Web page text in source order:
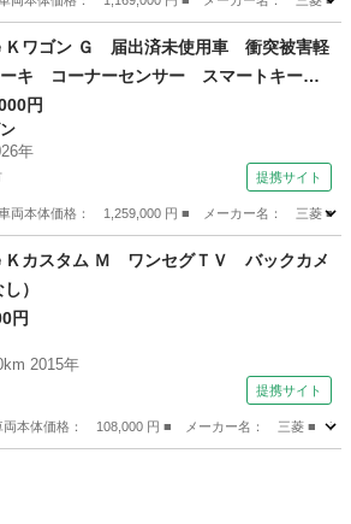
ンＫワゴン Ｇ 届出済未使用車 衝突被害軽
ーキ コーナーセンサー スマートキー
ングストップ バックカメラ 電動格納
ラー ベンチシート シートヒーター オ
アコン パワーウインドウ （検11.6）
円
年
提携サイト
両本体価格： 1,259,000 円 ■ メーカー名： 三菱
ゴン
Ｋカスタム Ｍ ワンセグＴＶ バックカメ
）
円
2015年
提携サイト
本体価格： 108,000 円 ■ メーカー名： 三菱 ■